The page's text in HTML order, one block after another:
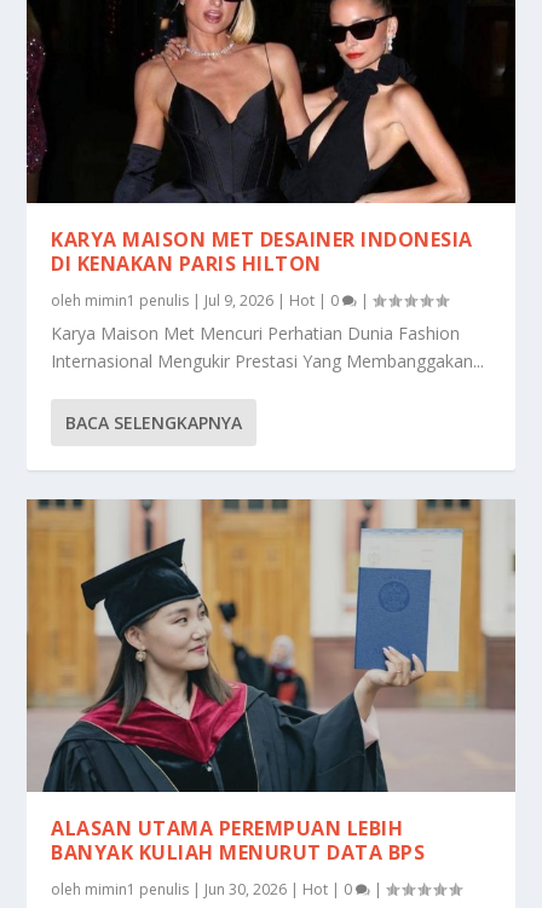
KARYA MAISON MET DESAINER INDONESIA
DI KENAKAN PARIS HILTON
oleh mimin1 penulis | Jul 9, 2026 | Hot | 0 |
Karya Maison Met Mencuri Perhatian Dunia Fashion
Internasional Mengukir Prestasi Yang Membanggakan...
BACA SELENGKAPNYA
ALASAN UTAMA PEREMPUAN LEBIH
BANYAK KULIAH MENURUT DATA BPS
oleh mimin1 penulis | Jun 30, 2026 | Hot | 0 |